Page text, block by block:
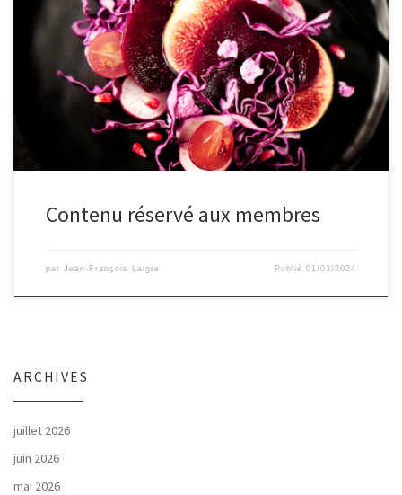
Contenu réservé aux membres
par Jean-François Laigre Publié01/03/2024
ARCHIVES
juillet 2026
juin 2026
mai 2026